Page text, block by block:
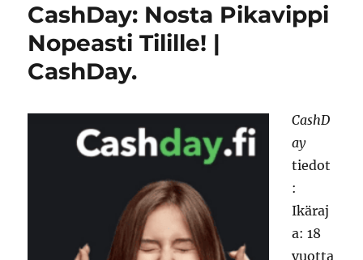
CashDay: Nosta Pikavippi
Nopeasti Tilille! |
CashDay.
CashD
ay
tiedot
:
Ikäraj
a: 18
vuotta